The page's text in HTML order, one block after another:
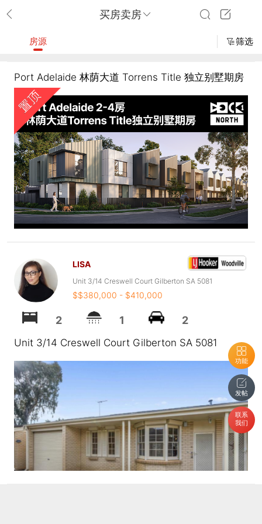
买房卖房
功能
发帖
联系
我们
房源 筛选
Port Adelaide 林荫大道 Torrens Title 独立别墅期房
LISA
Unit 3/14 Creswell Court Gilberton SA 5081
$$380,000 - $410,000
2 1 2
Unit 3/14 Creswell Court Gilberton SA 5081